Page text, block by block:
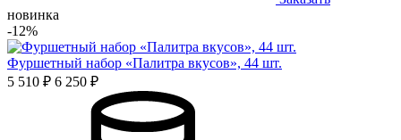
новинка
-12%
Фуршетный набор «Палитра вкусов», 44 шт.
5 510 ₽ 6 250 ₽